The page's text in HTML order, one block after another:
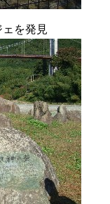
を発見